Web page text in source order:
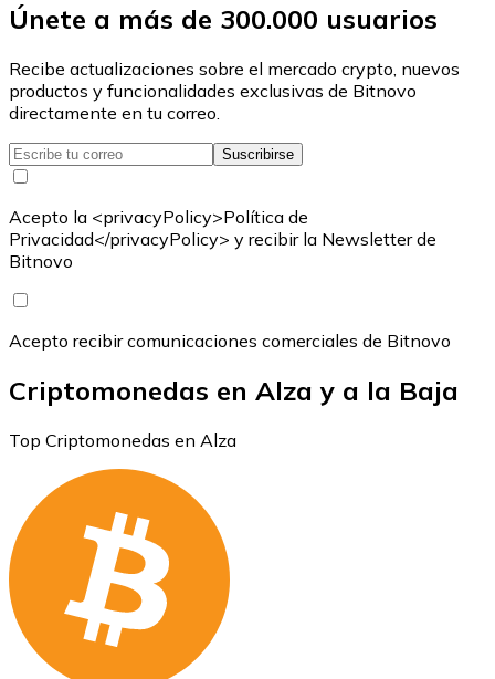
Únete a más de 300.000 usuarios
Recibe actualizaciones sobre el mercado crypto, nuevos
productos y funcionalidades exclusivas de Bitnovo
directamente en tu correo.
Suscribirse
Acepto la <privacyPolicy>Política de
Privacidad</privacyPolicy> y recibir la Newsletter de
Bitnovo
Acepto recibir comunicaciones comerciales de Bitnovo
Criptomonedas en Alza y a la Baja
Top Criptomonedas en Alza